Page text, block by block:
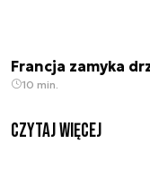
Francja zamyka
10 min.
czytaj więcej